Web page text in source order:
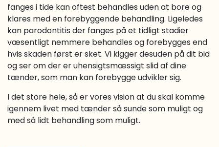
fanges i tide kan oftest behandles uden at bore og
klares med en forebyggende behandling. Ligeledes
kan parodontitis der fanges på et tidligt stadier
væsentligt nemmere behandles og forebygges end
hvis skaden først er sket. Vi kigger desuden på dit bid
og ser om der er uhensigtsmæssigt slid af dine
tænder, som man kan forebygge udvikler sig.
I det store hele, så er vores vision at du skal komme
igennem livet med tænder så sunde som muligt og
med så lidt behandling som muligt.